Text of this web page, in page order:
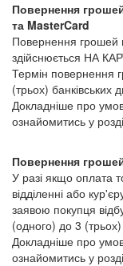
Повернення
та MasterCard
Повернення грошей
здійснюється НА
Термін повернення
(трьох) банківських
Докладніше про
ознайомитись у
Повернення
У разі якщо оплата
відділенні або
заявою покупця
(одного) до 3 (трьох)
Докладніше про
ознайомитись у